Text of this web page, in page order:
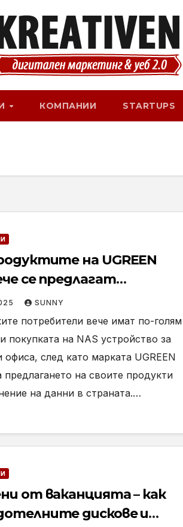
КОМПАНИИ STARTUPS
на UGREEN
се предлагат
в България
SUNNY
потребители вече имат по-голям
покупката на NAS устройство за
след като марката UGREEN
предлагането на своите продукти
на данни в страната.…
от ваканцията – как
дискове и